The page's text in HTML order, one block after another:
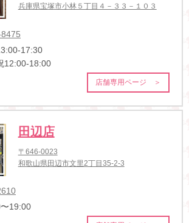
兵庫県宝塚市小林５丁目４－３３－１０３
17:30
18:00
店舗専用ページ ＞
田辺店
〒646-0023
和歌山県田辺市文里2丁目35-2-3
19:00